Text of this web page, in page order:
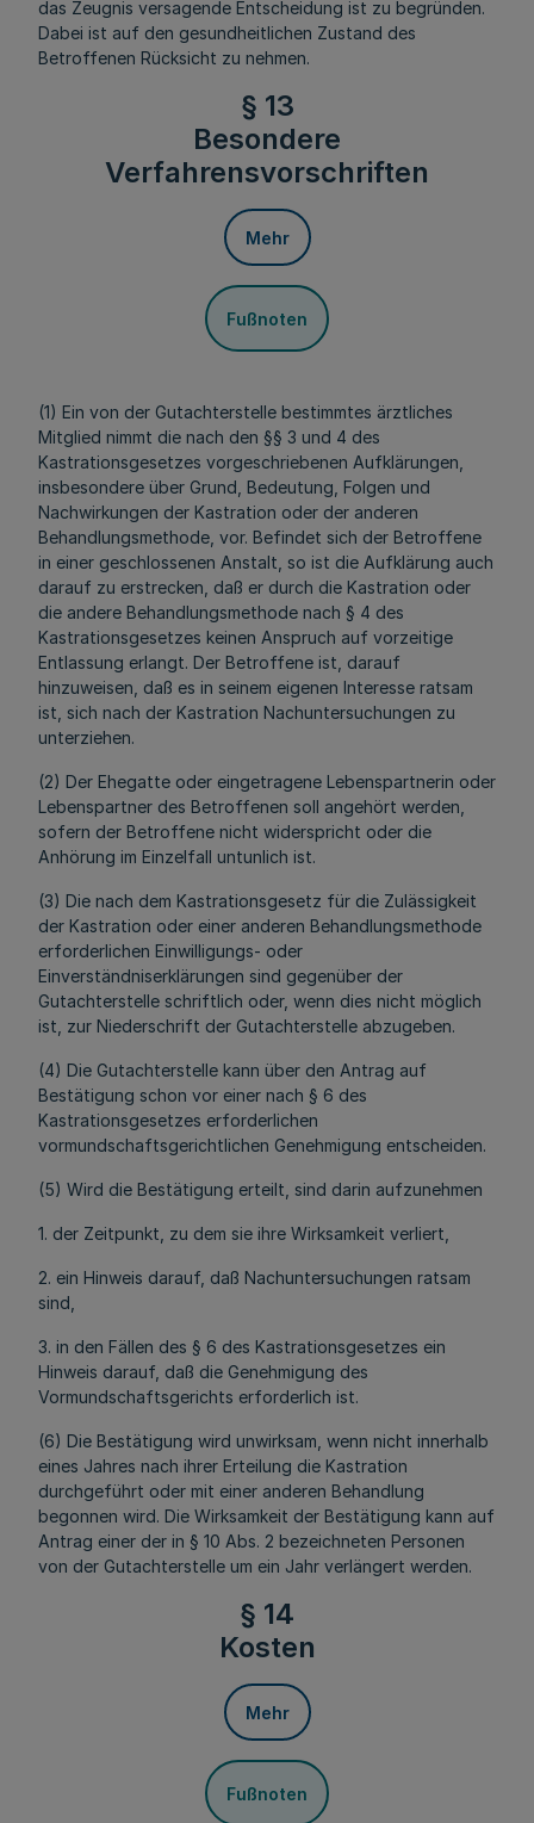
das Zeugnis versagende Entscheidung ist zu begründen.
Dabei ist auf den gesundheitlichen Zustand des
Betroffenen Rücksicht zu nehmen.
§ 13
Besondere
Verfahrensvorschriften
Mehr
Fußnoten
(1) Ein von der Gutachterstelle bestimmtes ärztliches
Mitglied nimmt die nach den §§ 3 und 4 des
Kastrationsgesetzes vorgeschriebenen Aufklärungen,
insbesondere über Grund, Bedeutung, Folgen und
Nachwirkungen der Kastration oder der anderen
Behandlungsmethode, vor. Befindet sich der Betroffene
in einer geschlossenen Anstalt, so ist die Aufklärung auch
darauf zu erstrecken, daß er durch die Kastration oder
die andere Behandlungsmethode nach § 4 des
Kastrationsgesetzes keinen Anspruch auf vorzeitige
Entlassung erlangt. Der Betroffene ist, darauf
hinzuweisen, daß es in seinem eigenen Interesse ratsam
ist, sich nach der Kastration Nachuntersuchungen zu
unterziehen.
(2) Der Ehegatte oder eingetragene Lebenspartnerin oder
Lebenspartner des Betroffenen soll angehört werden,
sofern der Betroffene nicht widerspricht oder die
Anhörung im Einzelfall untunlich ist.
(3) Die nach dem Kastrationsgesetz für die Zulässigkeit
der Kastration oder einer anderen Behandlungsmethode
erforderlichen Einwilligungs- oder
Einverständniserklärungen sind gegenüber der
Gutachterstelle schriftlich oder, wenn dies nicht möglich
ist, zur Niederschrift der Gutachterstelle abzugeben.
(4) Die Gutachterstelle kann über den Antrag auf
Bestätigung schon vor einer nach § 6 des
Kastrationsgesetzes erforderlichen
vormundschaftsgerichtlichen Genehmigung entscheiden.
(5) Wird die Bestätigung erteilt, sind darin aufzunehmen
1. der Zeitpunkt, zu dem sie ihre Wirksamkeit verliert,
2. ein Hinweis darauf, daß Nachuntersuchungen ratsam
sind,
3. in den Fällen des § 6 des Kastrationsgesetzes ein
Hinweis darauf, daß die Genehmigung des
Vormundschaftsgerichts erforderlich ist.
(6) Die Bestätigung wird unwirksam, wenn nicht innerhalb
eines Jahres nach ihrer Erteilung die Kastration
durchgeführt oder mit einer anderen Behandlung
begonnen wird. Die Wirksamkeit der Bestätigung kann auf
Antrag einer der in § 10 Abs. 2 bezeichneten Personen
von der Gutachterstelle um ein Jahr verlängert werden.
§ 14
Kosten
Mehr
Fußnoten